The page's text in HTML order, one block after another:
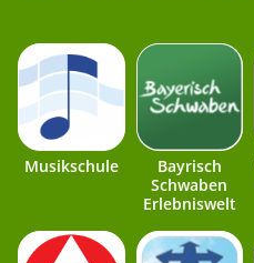
Musikschule
Bayrisch
Schwaben
Erlebniswelt